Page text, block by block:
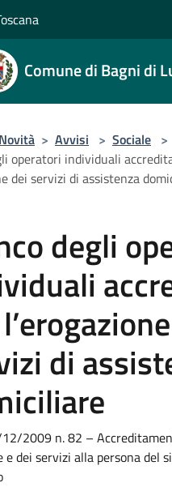
Comune di Bagni di
Novità > Avvisi > Sociale >
operatori individuali
dei servizi di assistenza
degli
di
12/2009 n. 82 –
dei servizi alla persona del